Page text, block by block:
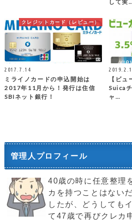
して実
クレジットカード（レビュー）
2017.7.14
ミライノカードの申込開始は
2017年11月から！発行は住信
SBIネット銀行！
【ビ
Suica
ャ…
管理人プロフィール
40歳の時に任意整理
カを持つことはない
したが、どうしても
て47歳で再びクレカ